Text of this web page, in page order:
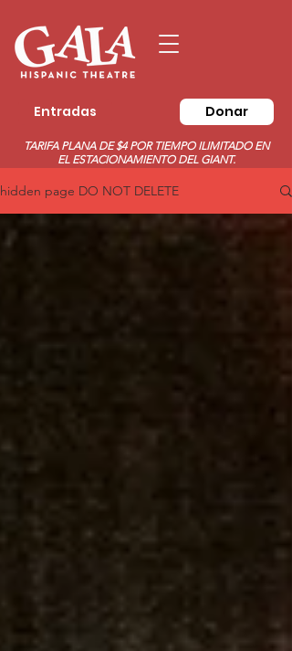
Entradas Donar
TARIFA PLANA DE $4 POR TIEMPO ILIMITADO EN
EL ESTACIONAMIENTO DEL GIANT.
hidden page DO NOT DELETE